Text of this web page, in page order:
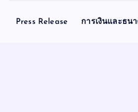
Press Release การเงินและธน